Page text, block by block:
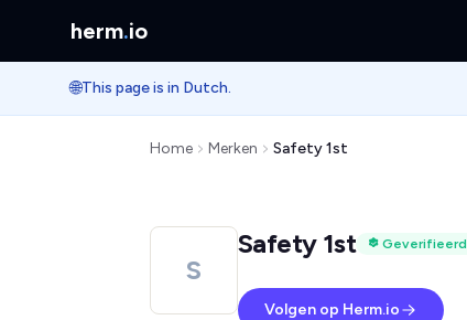
herm.io
🌐This page is in Dutch.
Home Merken Safety 1st
S
Safety 1st Geverifieerd
Volgen op Herm.io